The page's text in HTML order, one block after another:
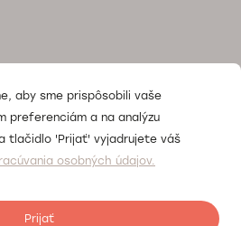
aby sme prispôsobili vaše
preferenciám a na analýzu
tlačidlo 'Prijať' vyjadrujete váš
osobných údajov.
Prijať